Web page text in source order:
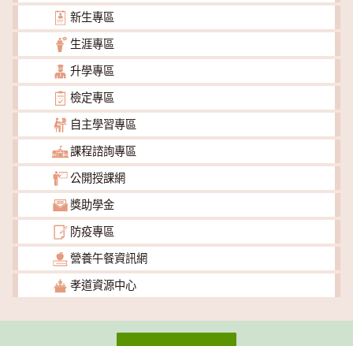
新生專區
生涯專區
升學專區
檢定專區
自主學習專區
課程諮詢專區
公開授課網
獎助學金
防疫專區
營養午餐資訊網
孝道資源中心